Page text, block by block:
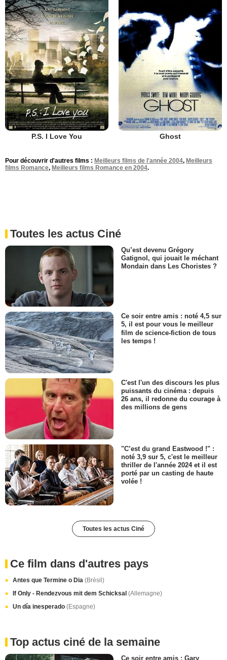
P.S. I Love You Ghost
Pour découvrir d'autres films : Meilleurs films de l'année 2004, Meilleurs
films Romance, Meilleurs films Romance en 2004.
Toutes les actus Ciné
Qu’est devenu Grégory
Gatignol, qui jouait le méchant
Mondain dans Les Choristes ?
Ce soir entre amis : noté 4,5 sur
5, il est pour vous le meilleur
film de science-fiction de tous
les temps !
C'est l'un des discours les plus
puissants du cinéma : depuis
26 ans, il redonne du courage à
des millions de gens
"C’est du grand Eastwood !" :
noté 3,9 sur 5, c'est le meilleur
thriller de l'année 2024 et il est
porté par un casting de haute
volée !
Toutes les actus Ciné
Ce film dans d'autres pays
Antes que Termine o Dia (Brésil)
If Only - Rendezvous mit dem Schicksal (Allemagne)
Un día inesperado (Espagne)
Top actus ciné de la semaine
Ce soir entre amis : Gary